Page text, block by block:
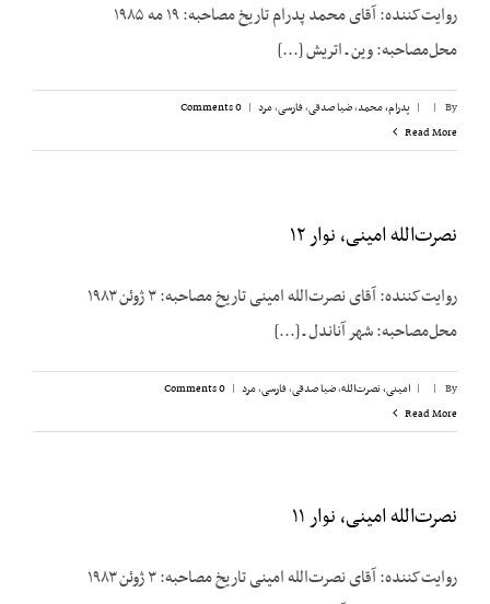
روایت‌کننده: آقای محمد پدرام تاریخ مصاحبه: ۱۹ مه ۱۹۸۵
محل‌مصاحبه: وین ـ اتریش [...]
By
|
| پدرام، محمد,ضیا صدقی,فارسی,مرد |
0 Comments
Read More
نصرت‌الله امینی، نوار ۱۲
روایت‌کننده: آقای نصرت‌الله امینی تاریخ مصاحبه: ۳ ژوئن ۱۹۸۳
محل‌مصاحبه: شهر آناندل ـ [...]
By
|
| امینی، نصرت‌الله,ضیا صدقی,فارسی,مرد |
0 Comments
Read More
نصرت‌الله امینی، نوار ۱۱
روایت‌کننده: آقای نصرت‌الله امینی تاریخ مصاحبه: ۳ ژوئن ۱۹۸۳